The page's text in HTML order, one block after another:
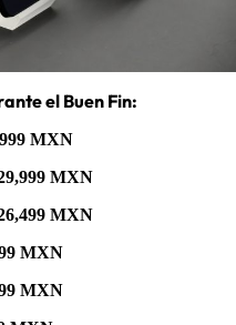
el Buen Fin:
MXN
MXN
MXN
MXN
MXN